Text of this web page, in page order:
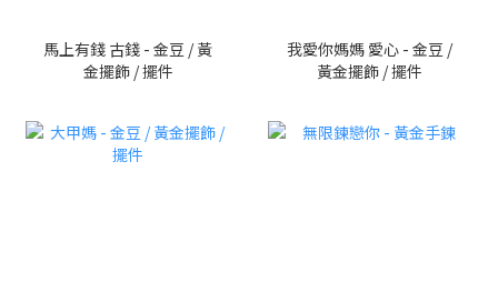
馬上有錢 古錢 - 金豆 / 黃
金擺飾 / 擺件
我愛你媽媽 愛心 - 金豆 /
黃金擺飾 / 擺件